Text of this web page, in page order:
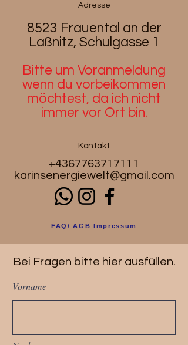
Adresse
8523 Frauental an der
Laßnitz, Schulgasse 1
Bitte um Voranmeldung
wenn du vorbeikommen
möchtest, da ich nicht
immer vor Ort bin.
Kontakt
+4367763717111
karinsenergiewelt@gmail.com
FAQ/ AGB Impressum
Bei Fragen bitte hier ausfüllen.
Vorname